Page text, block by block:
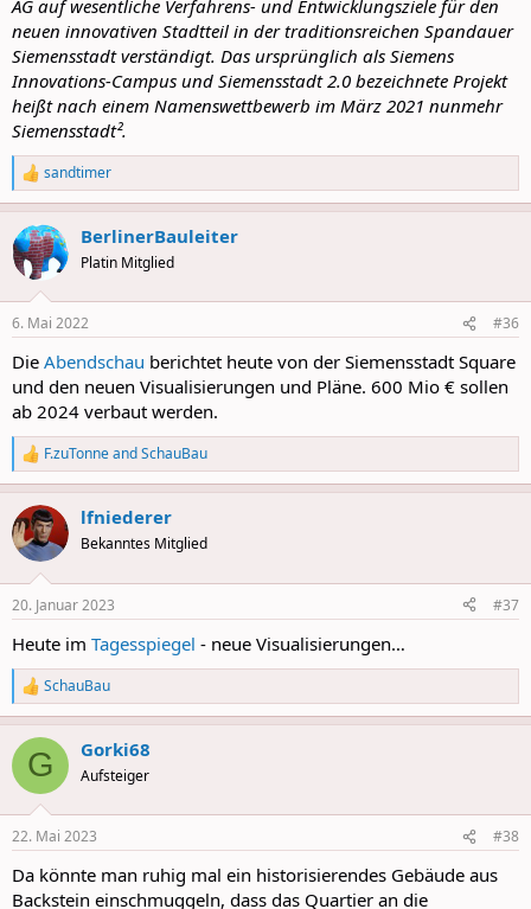
AG auf wesentliche Verfahrens- und Entwicklungsziele für den
neuen innovativen Stadtteil in der traditionsreichen Spandauer
Siemensstadt verständigt. Das ursprünglich als Siemens
Innovations-Campus und Siemensstadt 2.0 bezeichnete Projekt
heißt nach einem Namenswettbewerb im März 2021 nunmehr
Siemensstadt².
R
e
a
c
t
i
s
sandtimer
BerlinerBauleiter
Platin Mitglied
6. Mai 2022 #36
Die Abendschau berichtet heute von der Siemensstadt Square
und den neuen Visualisierungen und Pläne. 600 Mio € sollen
ab 2024 verbaut werden.
R
e
a
c
t
i
s
F.zuTonneandSchauBau
lfniederer
Bekanntes Mitglied
20. Januar 2023 #37
Heute im Tagesspiegel - neue Visualisierungen…
R
e
a
c
i
s
SchauBau
G Gorki68
Aufsteiger
22. Mai 2023 #38
Da könnte man ruhig mal ein historisierendes Gebäude aus
Backstein einschmuggeln, dass das Quartier an die